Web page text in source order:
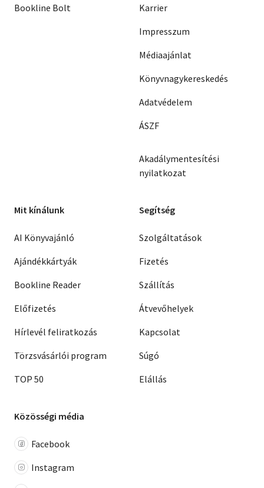
Bookline Bolt
Karrier
Impresszum
Médiaajánlat
Könyvnagykereskedés
Adatvédelem
ÁSZF
Akadálymentesítési
nyilatkozat
Mit kínálunk
AI Könyvajánló
Ajándékkártyák
Bookline Reader
Előfizetés
Hírlevél feliratkozás
Törzsvásárlói program
TOP 50
Segítség
Szolgáltatások
Fizetés
Szállítás
Átvevőhelyek
Kapcsolat
Súgó
Elállás
Közösségi média
Facebook
Instagram